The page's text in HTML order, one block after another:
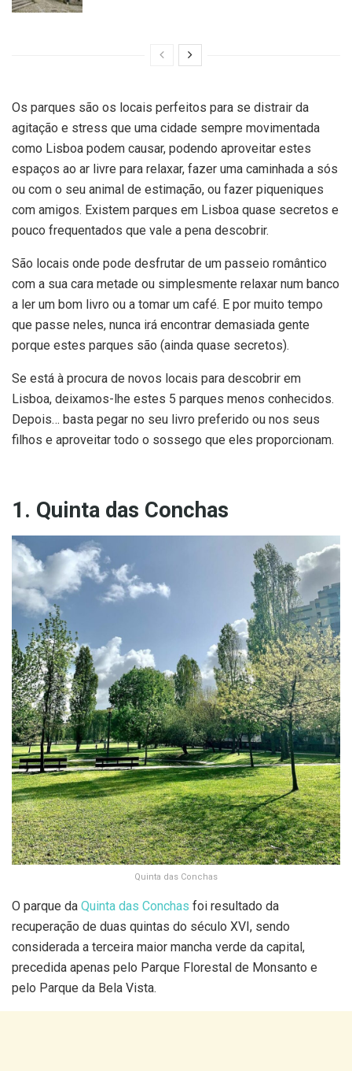
Os parques são os locais perfeitos para se distrair da
agitação e stress que uma cidade sempre movimentada
como Lisboa podem causar, podendo aproveitar estes
espaços ao ar livre para relaxar, fazer uma caminhada a sós
ou com o seu animal de estimação, ou fazer piqueniques
com amigos. Existem parques em Lisboa quase secretos e
pouco frequentados que vale a pena descobrir.
São locais onde pode desfrutar de um passeio romântico
com a sua cara metade ou simplesmente relaxar num banco
a ler um bom livro ou a tomar um café. E por muito tempo
que passe neles, nunca irá encontrar demasiada gente
porque estes parques são (ainda quase secretos).
Se está à procura de novos locais para descobrir em
Lisboa, deixamos-lhe estes 5 parques menos conhecidos.
Depois… basta pegar no seu livro preferido ou nos seus
filhos e aproveitar todo o sossego que eles proporcionam.
1. Quinta das Conchas
Quinta das Conchas
O parque da Quinta das Conchas foi resultado da
recuperação de duas quintas do século XVI, sendo
considerada a terceira maior mancha verde da capital,
precedida apenas pelo Parque Florestal de Monsanto e
pelo Parque da Bela Vista.